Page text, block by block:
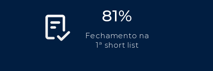
81%
Fechamento na
1ª short list